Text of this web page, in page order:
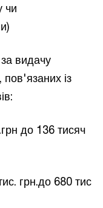
чи
видачу
із
до 136 тисяч
грн.до 680 тис